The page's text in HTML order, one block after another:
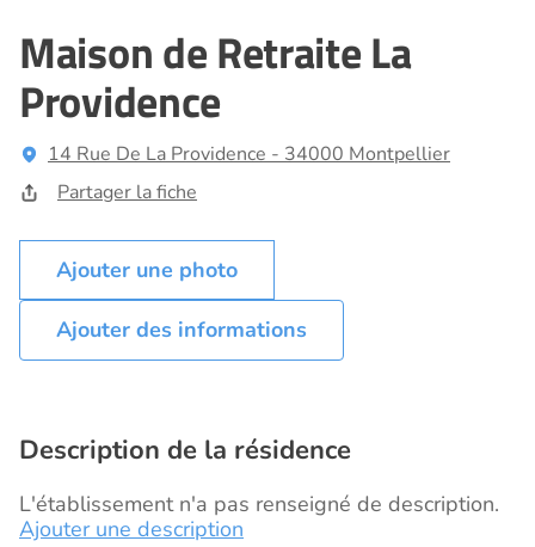
Maison de Retraite La
Providence
14 Rue De La Providence - 34000 Montpellier
Partager la fiche
Ajouter des informations
Description de la résidence
L'établissement n'a pas renseigné de description.
Ajouter une description